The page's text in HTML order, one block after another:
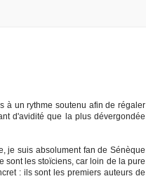
à un rythme soutenu afin de régaler
d'avidité que la plus dévergondée
je suis absolument fan de Sénèque
sont les stoïciens, car loin de la pure
: ils sont les premiers auteurs de